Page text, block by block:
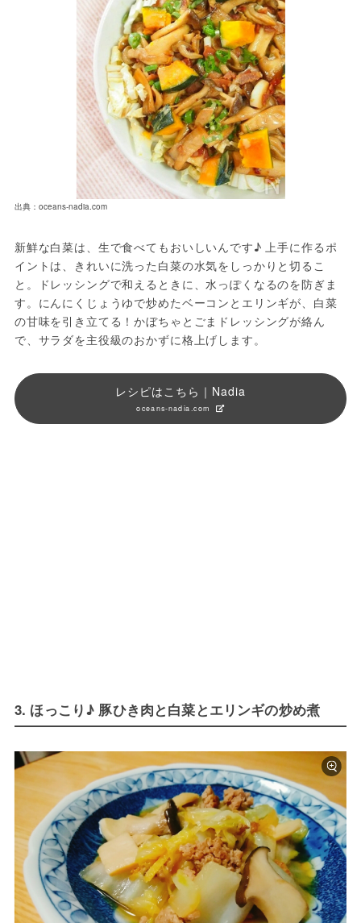
出典：oceans-nadia.com
新鮮な白菜は、生で食べてもおいしいんです♪ 上手に作るポ
イントは、きれいに洗った白菜の水気をしっかりと切るこ
と。ドレッシングで和えるときに、水っぽくなるのを防ぎま
す。にんにくじょうゆで炒めたベーコンとエリンギが、白菜
の甘味を引き立てる！かぼちゃとごまドレッシングが絡ん
で、サラダを主役級のおかずに格上げします。
レシピはこちら｜Nadia
oceans-nadia.com
3. ほっこり♪ 豚ひき肉と白菜とエリンギの炒め煮